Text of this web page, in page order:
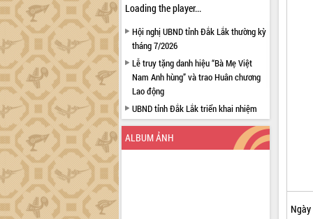
Loading the player...
Hội nghị UBND tỉnh Đắk Lắk thường kỳ
tháng 7/2026
Lễ truy tặng danh hiệu “Bà Mẹ Việt
Nam Anh hùng” và trao Huân chương
Lao động
UBND tỉnh Đắk Lắk triển khai nhiệm
vụ 6 tháng cuối năm 2026
Kỳ họp thứ Hai, Hội đồng nhân dân
tỉnh khóa XI quyết nghị nhiều nội dung
ALBUM ẢNH